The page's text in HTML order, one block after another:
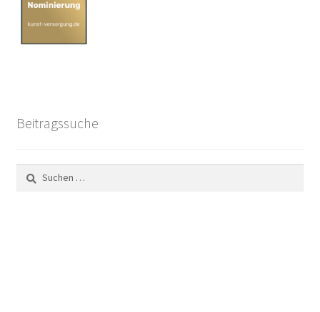
Beitragssuche
Suchen
nach: